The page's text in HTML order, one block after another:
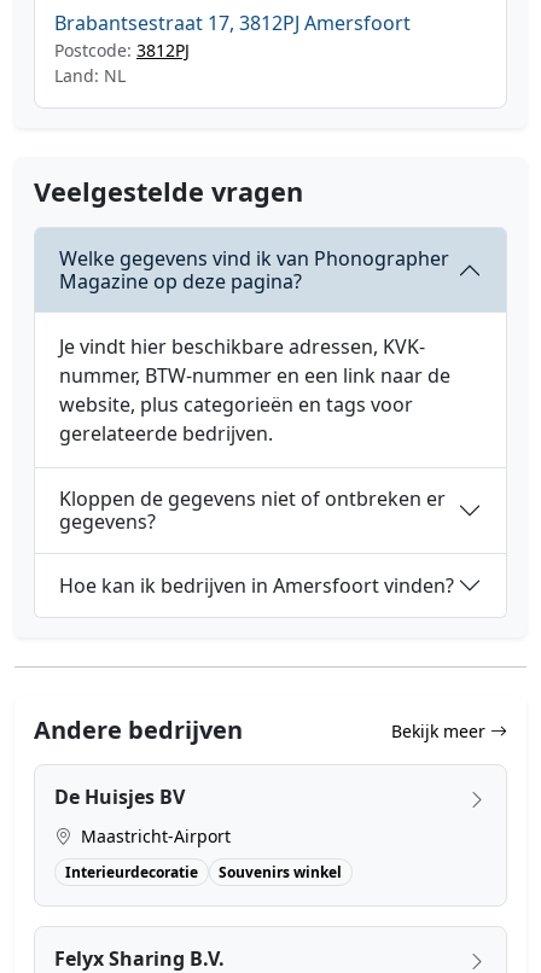
Brabantsestraat 17, 3812PJ Amersfoort
Postcode: 3812PJ
Land: NL
Veelgestelde vragen
Welke gegevens vind ik van Phonographer
Magazine op deze pagina?
Je vindt hier beschikbare adressen, KVK-
nummer, BTW-nummer en een link naar de
website, plus categorieën en tags voor
gerelateerde bedrijven.
Kloppen de gegevens niet of ontbreken er
gegevens?
Hoe kan ik bedrijven in Amersfoort vinden?
Andere bedrijven Bekijk meer
De Huisjes BV
Maastricht-Airport
Interieurdecoratie Souvenirs winkel
Felyx Sharing B.V.